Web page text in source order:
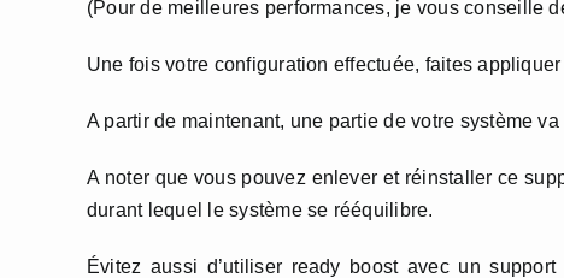
(Pour de meilleures performances, je vous conseille
Une fois votre configuration effectuée, faites appliquer
A partir de maintenant, une partie de votre système
A noter que vous pouvez enlever et réinstaller ce
durant lequel le système se rééquilibre.
Évitez aussi d’utiliser ready boost avec un